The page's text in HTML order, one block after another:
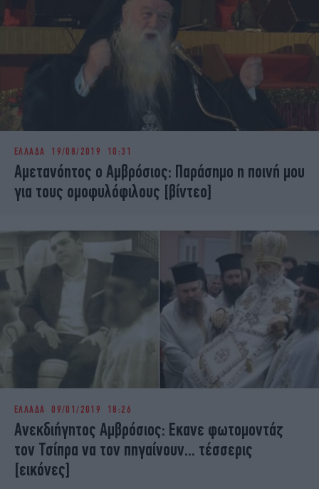
ΕΛΛΑΔΑ 19/08/2019 10:31
Αμετανόητος ο Αμβρόσιος: Παράσημο η ποινή μου
για τους ομοφυλόφιλους [βίντεο]
ΕΛΛΑΔΑ 09/01/2019 18:26
Ανεκδιήγητος Αμβρόσιος: Εκανε φωτομοντάζ
τον Τσίπρα να τον πηγαίνουν... τέσσερις
[εικόνες]